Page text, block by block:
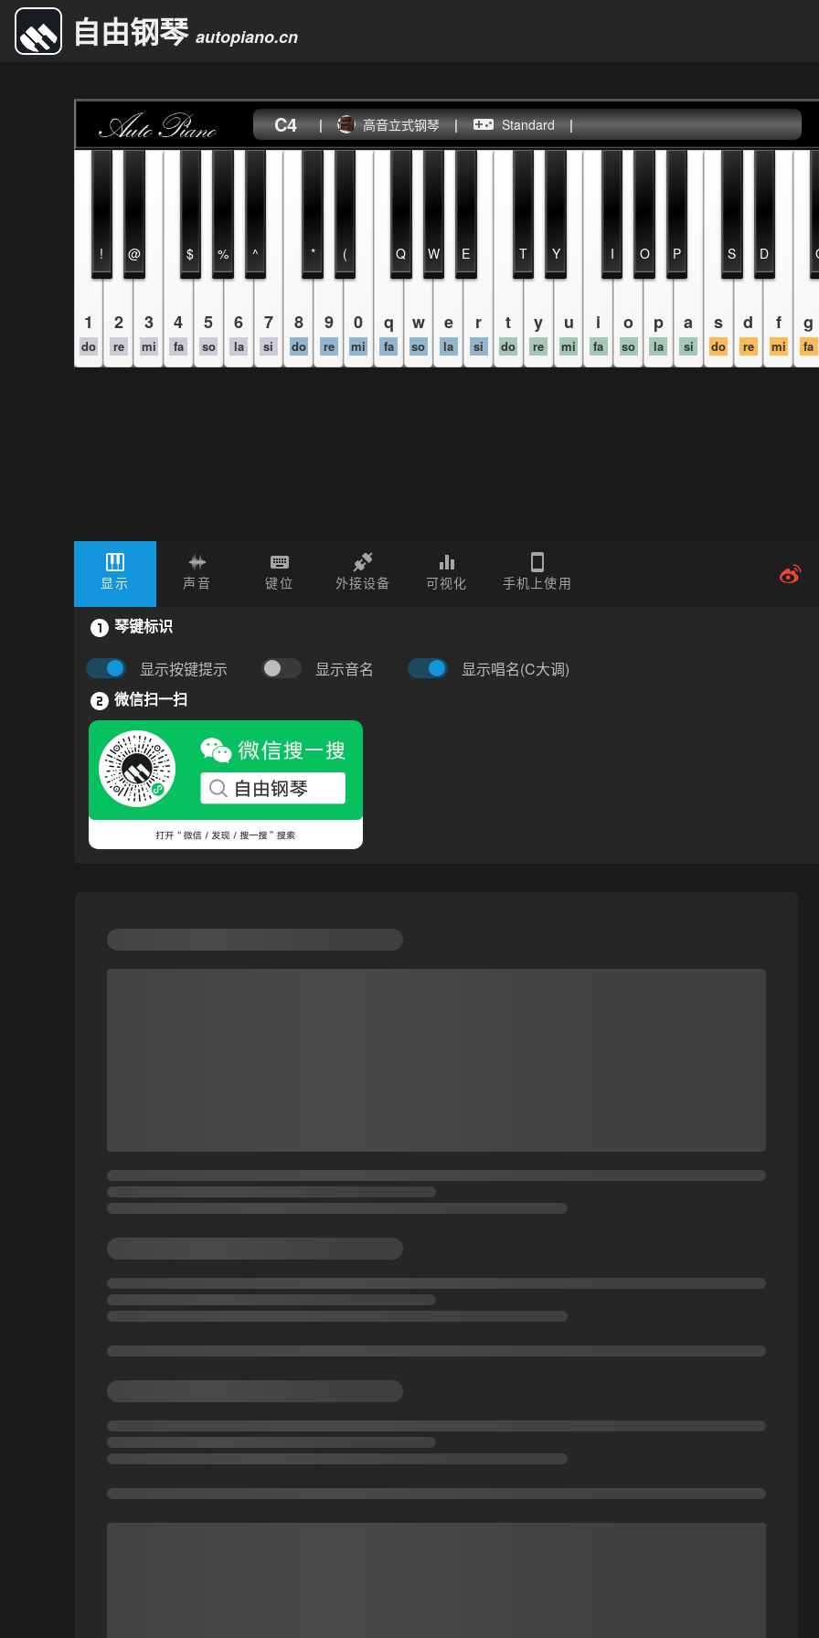
自由钢琴 autopiano.cn
C4 | 高音立式钢琴 | Standard |
1
do
2
re
3
mi
4
fa
5
so
6
la
7
si
8
do
9
re
0
mi
q
fa
w
so
e
la
r
si
t
do
y
re
u
mi
i
fa
o
so
p
la
a
si
s
do
d
re
f
mi
g
fa
! @ $ % ^ * ( Q W E T Y I O P S D
显示 声音 键位 外接设备 可视化 手机上使用
琴键标识
显示按键提示 显示音名 显示唱名(C大调)
微信扫一扫